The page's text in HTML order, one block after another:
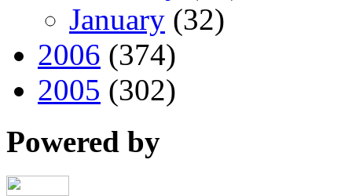
January (32)
2006 (374)
2005 (302)
Powered by